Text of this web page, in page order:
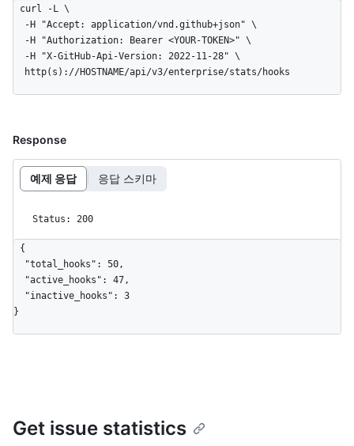
curl -L \
  http(s)://HOSTNAME/api/v3/enterprise/stats/hooks
Response
예제 응답 응답 스키마
Status: 200
{
}
Get issue statistics